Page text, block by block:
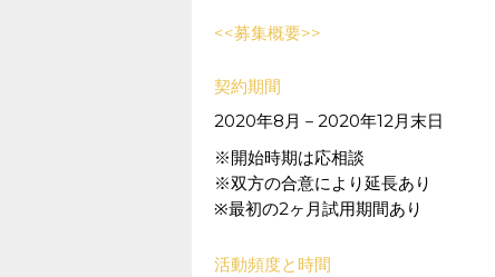
<<募集概要>>
契約期間
2020年8月－2020年12月末日
※開始時期は応相談
※双方の合意により延長あり
※最初の2ヶ月試用期間あり
活動頻度と時間